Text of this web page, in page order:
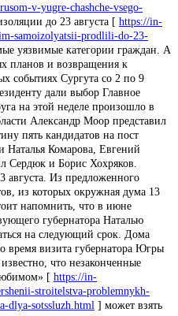
v-yugre-chashche-vsego-
до 23 августа [ https://in-
samoizolyatsii-prodlili-do-23-
уязвимые категории граждан. А
планов и возвращения к
событиях Сургута со 2 по 9
дали выбор Главное
на этой неделе произошло в
Александр Моор представил
пять кандидатов на пост
Комарова, Евгений
Сердюк и Борис Хохряков.
августа. Из предложенного
из которых окружная дума 13
напомнить, что в июне
губернатора Наталью
на следующий срок. Дома
время визита губернатора Югры
что незаконченные
[ https://in-
stroitelstva-problemnykh-
dlya-sotssluzh.html ] может взять